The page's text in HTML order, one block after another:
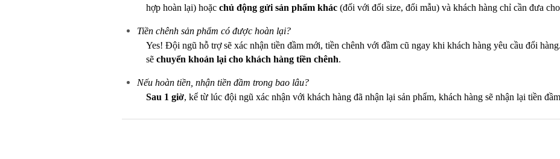
hợp hoàn lại) hoặc chủ động gửi sản phẩm khác(đối với đổi size, đổi mẫu) và khách hàng chỉ cần đưa
Tiền chênh sản phẩm có được hoàn lại?
Yes! Đội ngũ hỗ trợ sẽ xác nhận tiền đầm mới, tiền chênh với đầm cũ ngay khi khách hàng yêu cầu đổi
sẽ chuyển khoản lại cho khách hàng tiền chênh.
Nếu hoàn tiền, nhận tiền đầm trong bao lâu?
Sau 1 giờ, kể từ lúc đội ngũ xác nhận với khách hàng đã nhận lại sản phẩm, khách hàng sẽ nhận lại tiền